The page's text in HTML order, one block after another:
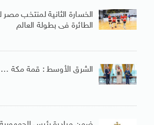
الخسارة الثانية لمنتخب مصر
الطائرة فى بطولة العالم
الشرق الأوسط : قمة مكة …